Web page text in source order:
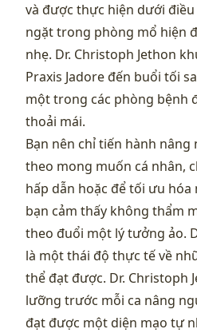
và được thực hiện dưới
ngặt trong phòng mổ hiện
nhẹ. Dr. Christoph Jethon
Praxis Jadore đến buổi tối
một trong các phòng bệnh
thoải mái.
Bạn nên chỉ tiến hành
theo mong muốn cá nhân,
hấp dẫn hoặc để tối ưu
bạn cảm thấy không thẩm
theo đuổi một lý tưởng ảo.
là một thái độ thực tế về
thể đạt được. Dr. Christoph
lưỡng trước mỗi ca nâng
đạt được một diện mạo tự